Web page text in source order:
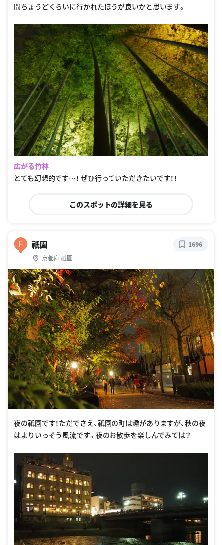
間ちょうどくらいに行かれたほうが良いかと思います。
広がる竹林
とても幻想的です…！ ぜひ行っていただきたいです！！
このスポットの詳細を見る
F 祇園
京都府 祇園
1696
夜の祇園です！ただでさえ、祇園の町は趣がありますが、秋の夜
はよりいっそう風流です。夜のお散歩を楽しんでみては？